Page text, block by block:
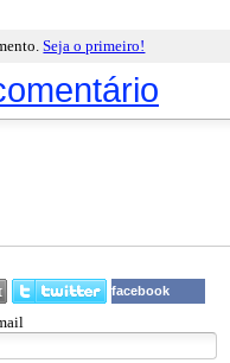
Seja o primeiro!
facebook